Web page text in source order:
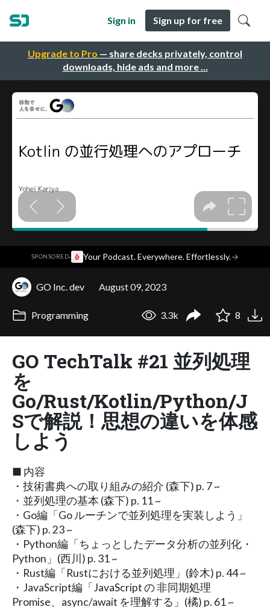
Upgrade to Pro — share decks privately, control
downloads, hide ads and more …
Sign in Sign up for free
SPONSORED· Your Podcast. Everywhere. Effortlessly.→
GO Inc. dev August 09, 2023
Programming 3.3k 8
GO TechTalk #21 並列処理
を
Go/Rust/Kotlin/Python/J
Sで解説！思想の違いを体感
しよう
■ 内容
・技術書典への取り組みの紹介 (森下) p. 7 ~
・並列処理の基本 (森下) p. 11 ~
・Go編「Go ルーチンで並列処理を実装しよう」
(森下) p. 23 ~
・Python編「ちょっとしたデータ分析の並列化・
Python」(西川) p. 31 ~
・Rust編「Rustにおける並列処理」(鈴木) p. 44 ~
・JavaScript編「JavaScript の 非同期処理
Promise、async/await を理解する」(橘) p. 61 ~